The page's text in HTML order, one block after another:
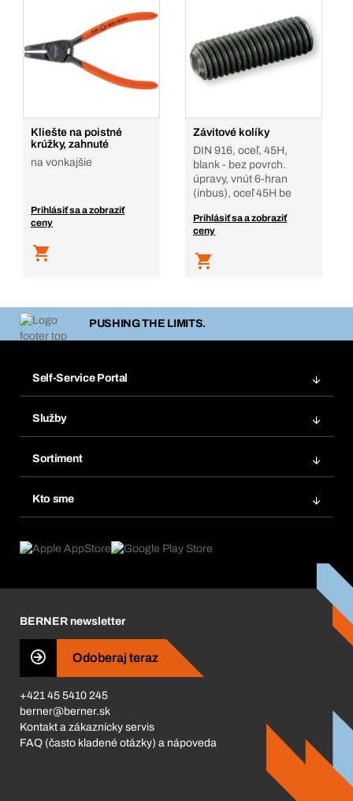
Kliešte na poistné
krúžky, zahnuté
na vonkajšie
Prihlásiť sa a zobraziť
ceny
Závitové kolíky
DIN 916, oceľ, 45H,
blank - bez povrch.
úpravy, vnút 6-hran
(inbus), oceľ 45H be
Prihlásiť sa a zobraziť
ceny
PUSHING THE LIMITS.
Self-Service Portal
Obľúbené
Opakované objednávky
Predplatné
Služby
Chemická databáza
eProcurement
Produktový poradca
Sortiment
Kto sme
Čo nás poháňa
Business Conduct
BERNER newsletter
Odoberaj teraz
+421 45 5410 245
berner@berner.sk
Kontakt a zákaznícky servis
FAQ (často kladené otázky) a nápoveda